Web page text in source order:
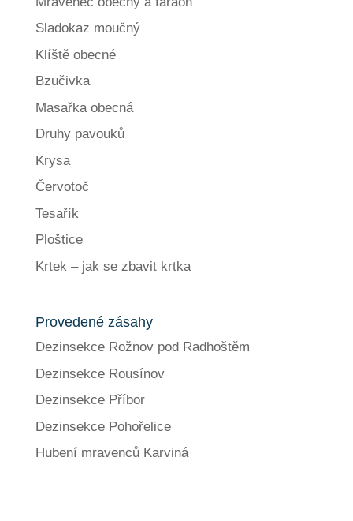
Sladokaz moučný
Klíště obecné
Bzučivka
Masařka obecná
Druhy pavouků
Krysa
Červotoč
Tesařík
Ploštice
Krtek – jak se zbavit krtka
Provedené zásahy
Dezinsekce Rožnov pod Radhoštěm
Dezinsekce Rousínov
Dezinsekce Příbor
Dezinsekce Pohořelice
Hubení mravenců Karviná